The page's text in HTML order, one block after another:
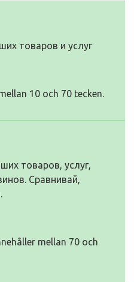
товаров и услуг
10 och 70 tecken.
товаров, услуг,
Сравнивай,
mellan 70 och